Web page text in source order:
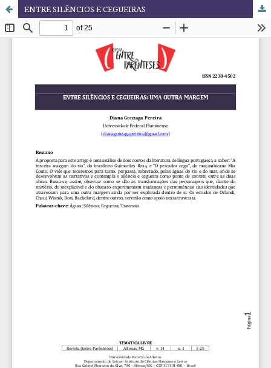
ENTRE SILÊNCIOS E CEGUEIRAS